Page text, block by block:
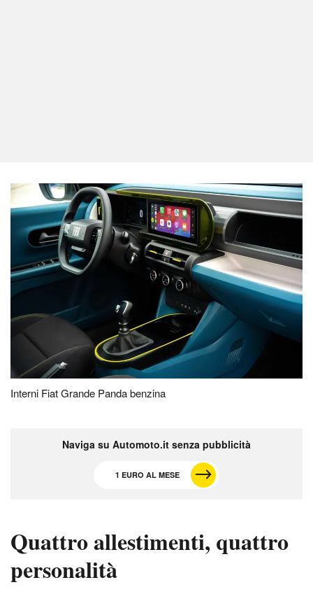
Interni Fiat Grande Panda benzina
Naviga su Automoto.it senza pubblicità
1 EURO AL MESE
Quattro allestimenti, quattro
personalità